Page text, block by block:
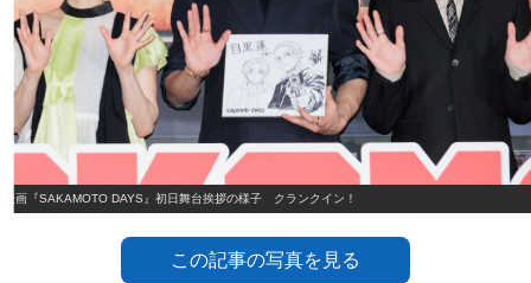
映画『SAKAMOTO DAYS』初日舞台挨拶の様子 クランクイン！
この記事の写真を見る